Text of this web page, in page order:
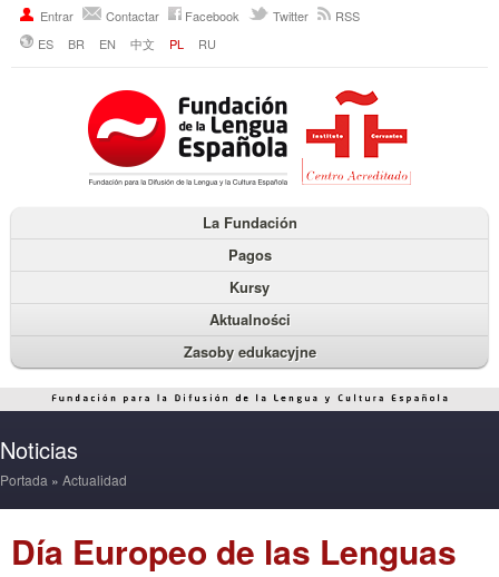
Entrar Contactar Facebook Twitter
RSS
ES
BR EN 中文 PL RU
La Fundación
Pagos
Kursy
Aktualności
Zasoby edukacyjne
Noticias
Portada » Actualidad
Día Europeo de las Lenguas